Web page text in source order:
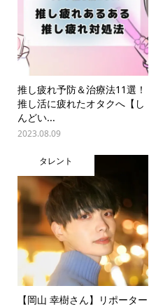
推し疲れ予防＆治療法11選！
推し活に疲れたオタクへ【し
んどい...
2023.08.09
タレント
【岡山 幸樹さん】リポーター